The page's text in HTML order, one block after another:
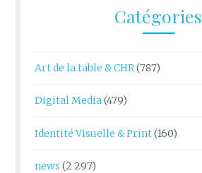
Catégories
Art de la table & CHR(787)
Digital Media(479)
Identité Visuelle & Print(160)
news (2 297)